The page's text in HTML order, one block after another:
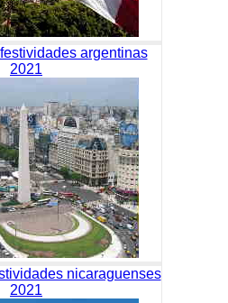
argentinas
2021
nicaraguenses
2021